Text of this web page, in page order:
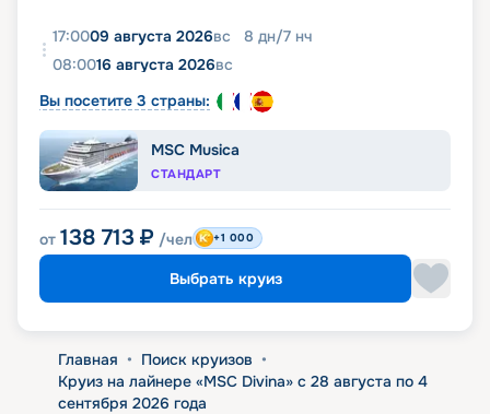
17:0009 августа 2026вс 8 дн/7 нч
08:0016 августа 2026вс
Вы посетите 3 страны:
MSC Musica
СТАНДАРТ
от 138 713 ₽ /чел +1 000
Выбрать круиз
Главная • Поиск круизов •
Круиз на лайнере «MSC Divina» с 28 августа по 4
сентября 2026 года